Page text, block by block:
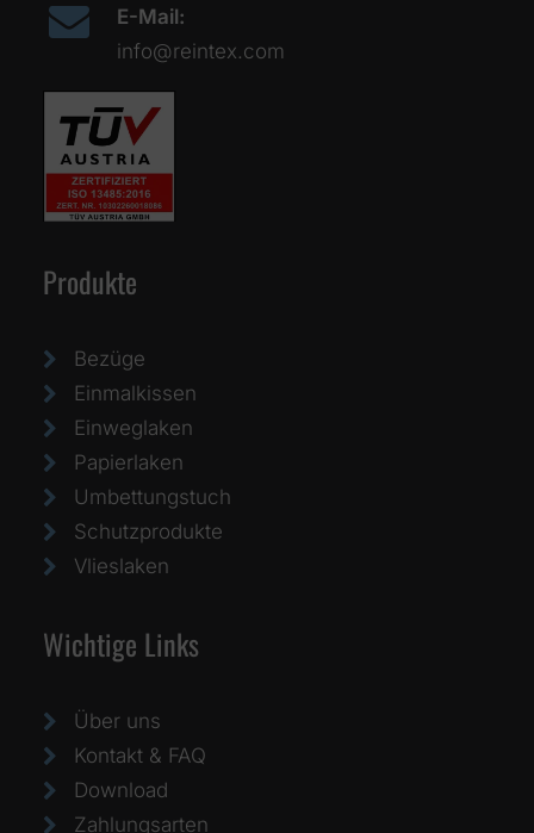
E-Mail:
info@reintex.com
Produkte
Bezüge
Einmalkissen
Einweglaken
Papierlaken
Umbettungstuch
Schutzprodukte
Vlieslaken
Wichtige Links
Über uns
Kontakt & FAQ
Download
Zahlungsarten